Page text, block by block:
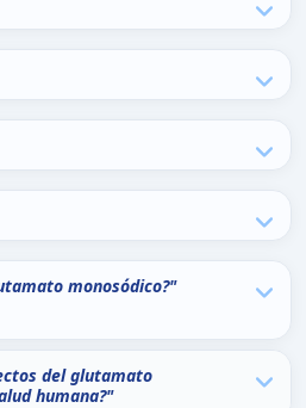
monosódico?"
del glutamato
humana?"